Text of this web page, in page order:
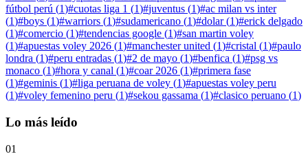
fútbol perú (1)#cuotas liga 1 (1)#juventus (1)#ac milan vs inter
(1)#boys (1)#warriors (1)#sudamericano (1)#dolar(1)#erick delgado
(1)#comercio (1)#tendencias google (1)#san martin voley
(1)#apuestas voley 2026 (1)#manchester united (1)#cristal (1)#paulo
londra (1)#peru entradas (1)#2 de mayo (1)#benfica (1)#psg vs
monaco (1)#hora y canal (1)#coar 2026 (1)#primera fase
(1)#geminis (1)#liga peruana de voley (1)#apuestas voley peru
(1)#voley femenino peru (1)#sekou gassama (1)#clasico peruano (1)
Lo más leído
01